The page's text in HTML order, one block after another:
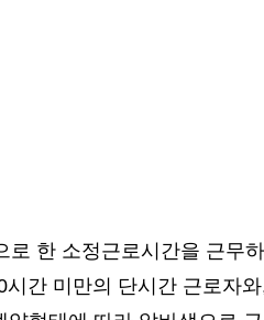
한 소정근로시간을 근무
간 미만의 단시간 근로자